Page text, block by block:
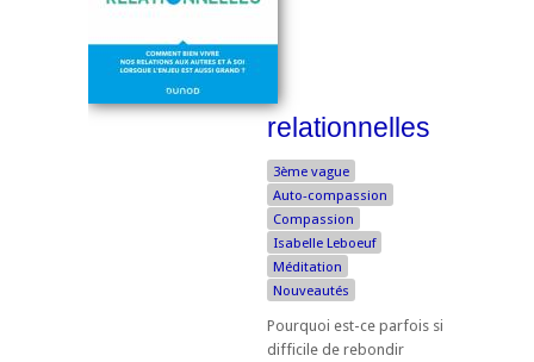
relationnelles
3ème vague
Auto-compassion
Compassion
Isabelle Leboeuf
Méditation
Nouveautés
Pourquoi est-ce parfois si
difficile de rebondir